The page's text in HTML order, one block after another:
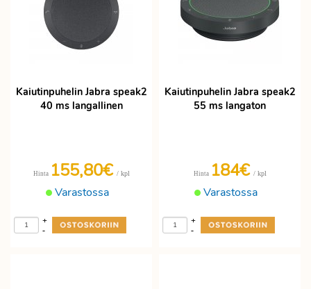
Kaiutinpuhelin Jabra speak2
40 ms langallinen
Varastossa
Hinta 155,80€ / kpl
-
+
Kaiutinpuhelin Jabra speak2
55 ms langaton
Varastossa
Hinta 184€ / kpl
-
+